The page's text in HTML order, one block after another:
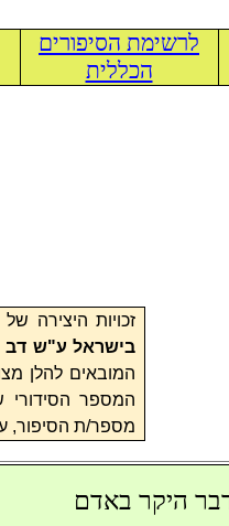
לרשימת הסיפורים
הכללית
זכויות היצירה
בישראל ע"ש דב
המובאים להלן
המספר הסידורי
מספר/ת הסיפור,
היקר באדם